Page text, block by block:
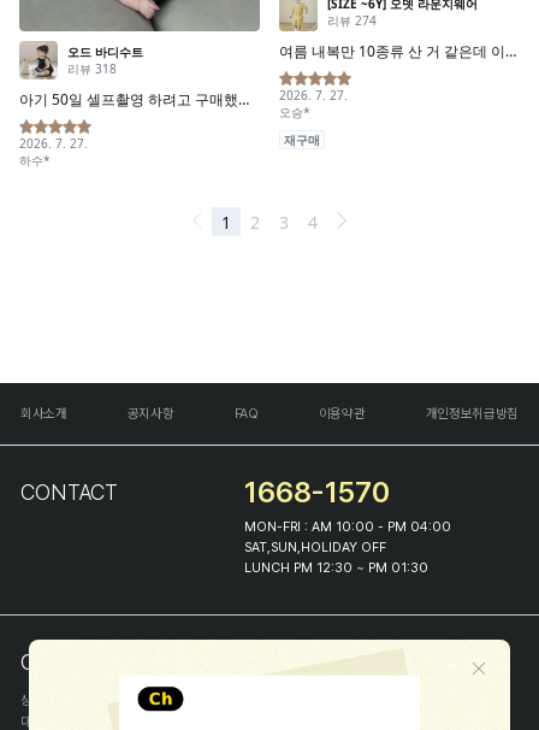
회사소개 공지사항 FAQ 이용약관 개인정보취급방침
CONTACT 1668-1570
MON-FRI : AM 10:00 - PM 04:00
SAT,SUN,HOLIDAY OFF
LUNCH PM 12:30 ~ PM 01:30
COMPANY INFO
상호
(주)해피프린스
대표